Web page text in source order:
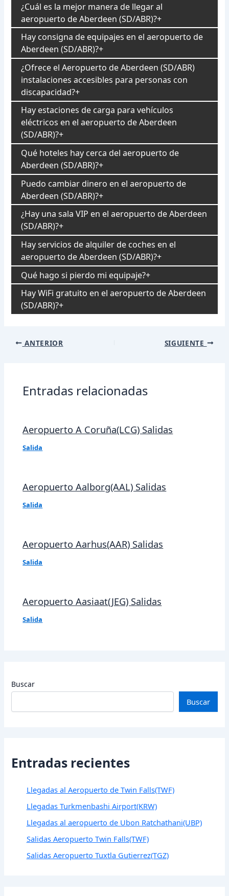
¿Cuál es la mejor manera de llegar al
aeropuerto de Aberdeen (SD/ABR)?
Hay consigna de equipajes en el aeropuerto de
Aberdeen (SD/ABR)?
¿Ofrece el Aeropuerto de Aberdeen (SD/ABR)
instalaciones accesibles para personas con
discapacidad?
Hay estaciones de carga para vehículos
eléctricos en el aeropuerto de Aberdeen
(SD/ABR)?
Qué hoteles hay cerca del aeropuerto de
Aberdeen (SD/ABR)?
Puedo cambiar dinero en el aeropuerto de
Aberdeen (SD/ABR)?
¿Hay una sala VIP en el aeropuerto de Aberdeen
(SD/ABR)?
Hay servicios de alquiler de coches en el
aeropuerto de Aberdeen (SD/ABR)?
Qué hago si pierdo mi equipaje?
Hay WiFi gratuito en el aeropuerto de Aberdeen
(SD/ABR)?
Navegación
ANTERIOR SIGUIENTE
Entradas relacionadas
Aeropuerto A Coruña(LCG) Salidas
Salida
Aeropuerto Aalborg(AAL) Salidas
Salida
Aeropuerto Aarhus(AAR) Salidas
Salida
Aeropuerto Aasiaat(JEG) Salidas
Salida
Buscar
Buscar
Entradas recientes
Llegadas al Aeropuerto de Twin Falls(TWF)
Llegadas Turkmenbashi Airport(KRW)
Llegadas al aeropuerto de Ubon Ratchathani(UBP)
Salidas Aeropuerto Twin Falls(TWF)
Salidas Aeropuerto Tuxtla Gutierrez(TGZ)